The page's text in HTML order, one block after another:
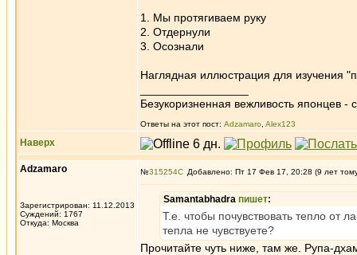
1. Мы протягиваем руку
2. Отдернули
3. Осознали
Наглядная иллюстрация для изучения
Безукоризненная вежливость японцев -
Ответы на этот пост: Adzamaro Alex123
Наверх
Adzamaro
Зарегистрирован: 11.12.2013
Суждений: 1767
Откуда: Москва
№315254 Добавлено: Пт 17 Фев 17, 20:28 (9 лет
Samantabhadra пишет:
Т.е. чтобы почувствовать тепло от
тепла не чувствуете?
Прочитайте чуть ниже, там же. Рупа-